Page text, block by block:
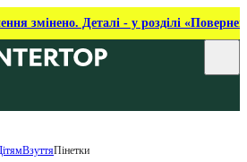
змінено. Деталі - у розділі
ВзуттяПінетки